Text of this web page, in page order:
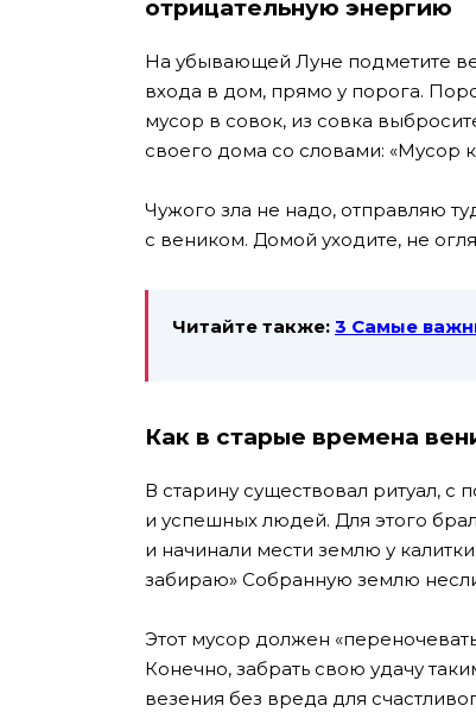
отрицательную энергию
На убывающей Луне подметите
входа в дом, прямо у порога.
мусор в совок, из совка
своего дома со словами: «Мусор
Чужого зла не надо, отправляю
с веником. Домой уходите, не
Читайте также: 3 Самые
Как в старые времена
В старину существовал ритуал, с
и успешных людей. Для этого
и начинали мести землю у
забираю» Собранную землю
Этот мусор должен
Конечно, забрать свою удачу
везения без вреда для